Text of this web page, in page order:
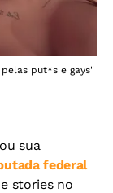
put*s e gays"
sua
federal
stories no